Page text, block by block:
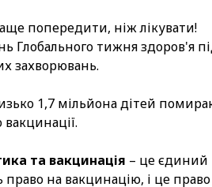
попередити, ніж лікувати!
Глобального тижня здоров'я
захворювань.
1,7 мільйона дітей
та вакцинація – це єдиний
на вакцинацію, і це